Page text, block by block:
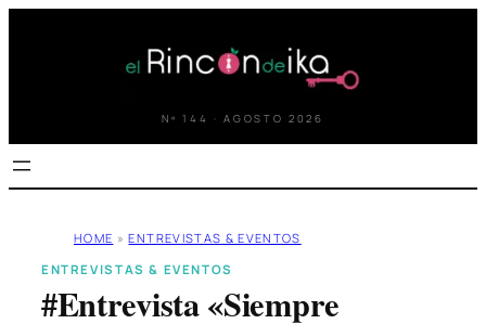
Nº 144 · AGOSTO 2026
HOME » ENTREVISTAS & EVENTOS
ENTREVISTAS & EVENTOS
#Entrevista «Siempre